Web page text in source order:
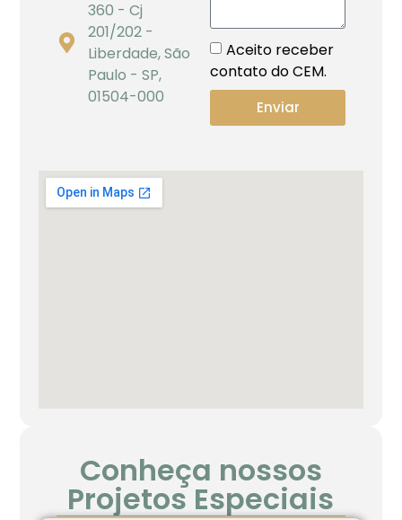
360 - Cj
201/202 -
Liberdade, São
Paulo - SP,
01504-000
Aceito receber
contato do CEM.
Enviar
Conheça nossos
Projetos Especiais